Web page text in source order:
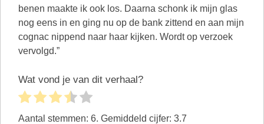
benen maakte ik ook los. Daarna schonk ik mijn glas
nog eens in en ging nu op de bank zittend en aan mijn
cognac nippend naar haar kijken. Wordt op verzoek
vervolgd.”
Wat vond je van dit verhaal?
Aantal stemmen: 6. Gemiddeld cijfer: 3.7